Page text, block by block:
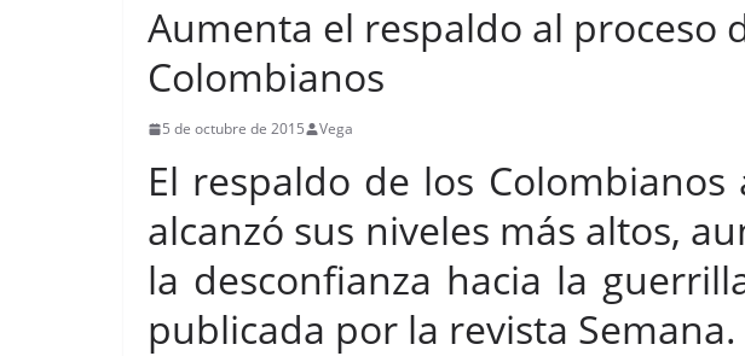
Aumenta el respaldo al proceso
Colombianos
5 de octubre de 2015 Vega
El respaldo de los
alcanzó sus niveles más altos,
la desconfianza hacia la
publicada por la revista Semana.